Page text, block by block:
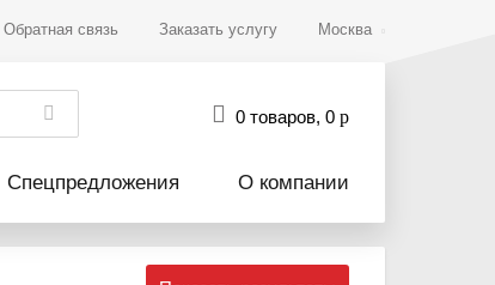
Обратная связь Заказать услугу Москва
0 товаров, 0 р
Спецпредложения О компании